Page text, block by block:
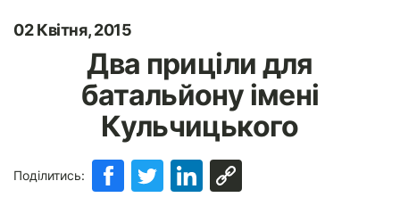
02 Квітня, 2015
Два приціли для
батальйону імені
Кульчицького
Поділитись: